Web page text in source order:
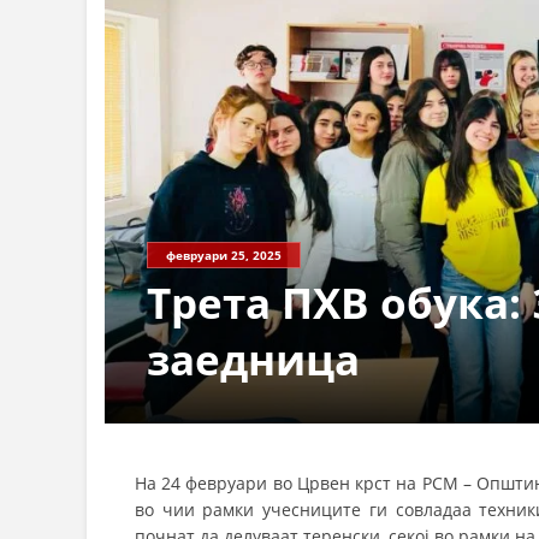
февруари 25, 2025
Трета ПХВ
заедница
На 24 февруари во Црвен крст на РСМ –
во чии рамки учесниците ги совладаа